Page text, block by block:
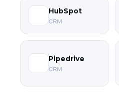
HubSpot
CRM
Pipedrive
CRM